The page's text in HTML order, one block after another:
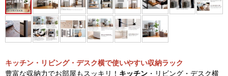
キッチン・リビング・デスク横で使いやすい収納ラック
豊富な収納力でお部屋もスッキリ！ キッチン ・リビング・デスク横